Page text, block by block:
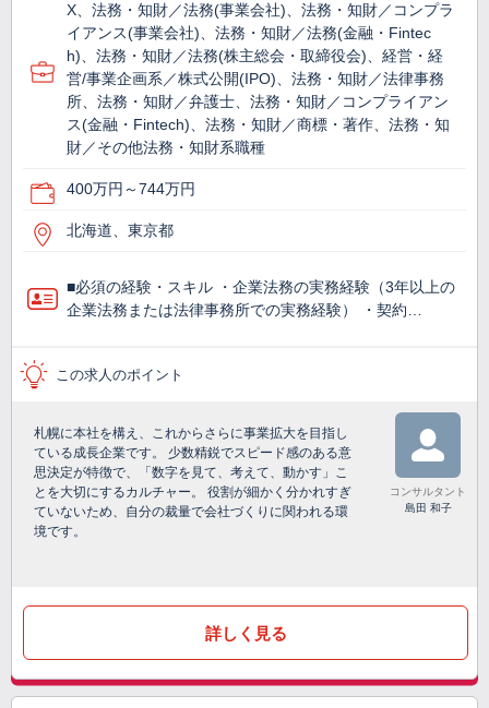
X、法務・知財／法務(事業会社)、法務・知財／コンプラ
イアンス(事業会社)、法務・知財／法務(金融・Fintec
h)、法務・知財／法務(株主総会・取締役会)、経営・経
営/事業企画系／株式公開(IPO)、法務・知財／法律事務
所、法務・知財／弁護士、法務・知財／コンプライアン
ス(金融・Fintech)、法務・知財／商標・著作、法務・知
財／その他法務・知財系職種
400万円～744万円
北海道、東京都
■必須の経験・スキル ・企業法務の実務経験（3年以上の
企業法務または法律事務所での実務経験） ・契約…
この求人のポイント
札幌に本社を構え、これからさらに事業拡大を目指し
ている成長企業です。 少数精鋭でスピード感のある意
思決定が特徴で、「数字を見て、考えて、動かす」こ
とを大切にするカルチャー。 役割が細かく分かれすぎ
ていないため、自分の裁量で会社づくりに関われる環
境です。
コンサルタント
島田 和子
詳しく見る